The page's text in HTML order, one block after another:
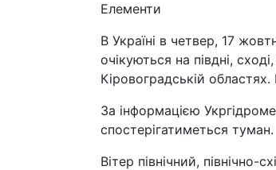
Елементи
В Україні в четвер, 17
очікуються на півдні,
Кіровоградській
За інформацією
спостерігатиметься туман.
Вітер північний, північно-